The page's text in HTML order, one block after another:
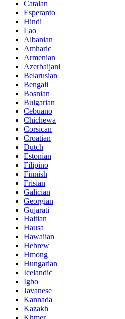
Catalan
Esperanto
Hindi
Lao
Albanian
Amharic
Armenian
Azerbaijani
Belarusian
Bengali
Bosnian
Bulgarian
Cebuano
Chichewa
Corsican
Croatian
Dutch
Estonian
Filipino
Finnish
Frisian
Galician
Georgian
Gujarati
Haitian
Hausa
Hawaiian
Hebrew
Hmong
Hungarian
Icelandic
Igbo
Javanese
Kannada
Kazakh